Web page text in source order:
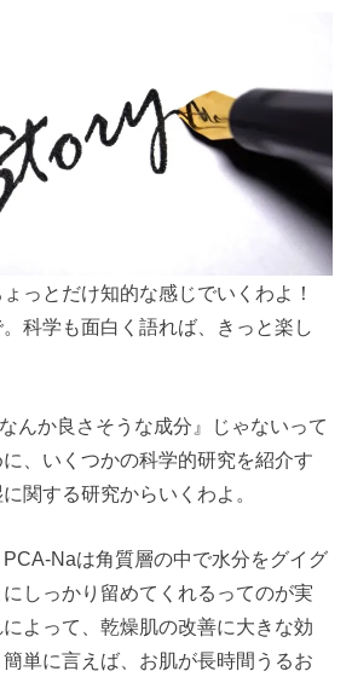
っとだけ知的な感じでいくわよ！
科学も面白く語れば、きっと楽し
んか良さそうな成分』じゃないって
、いくつかの科学的研究を紹介す
関する研究からいくわよ。
Naは角質層の中で水分をグイグ
しっかり留めてくれるってのが実
よって、乾燥肌の改善に大きな効
単に言えば、お肌が長時間うるお